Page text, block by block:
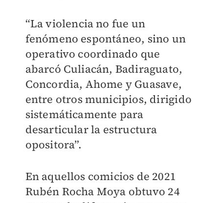
“La violencia no fue un
fenómeno espontáneo, sino un
operativo coordinado que
abarcó Culiacán, Badiraguato,
Concordia, Ahome y Guasave,
entre otros municipios, dirigido
sistemáticamente para
desarticular la estructura
opositora”.
En aquellos comicios de 2021
Rubén Rocha Moya obtuvo 24